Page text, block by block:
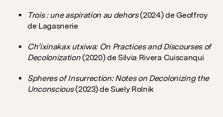
Trois : une aspiration au dehors(2024) de Geoffroy
de Lagasnerie
Ch’ixinakax utxiwa: On Practices and Discourses of
Decolonization(2020) de Silvia Rivera Cuiscanqui
Spheres of Insurrection: Notes on Decolonizing the
Unconscious(2023) de Suely Rolnik